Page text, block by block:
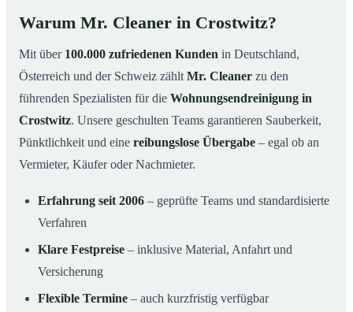
Warum Mr. Cleaner in Crostwitz?
Mit über 100.000 zufriedenen Kunden in Deutschland,
Österreich und der Schweiz zählt Mr. Cleaner zu den
führenden Spezialisten für die Wohnungsendreinigung in
Crostwitz. Unsere geschulten Teams garantieren Sauberkeit,
Pünktlichkeit und eine reibungslose Übergabe – egal ob an
Vermieter, Käufer oder Nachmieter.
Erfahrung seit 2006 – geprüfte Teams und standardisierte
Verfahren
Klare Festpreise – inklusive Material, Anfahrt und
Versicherung
Flexible Termine – auch kurzfristig verfügbar